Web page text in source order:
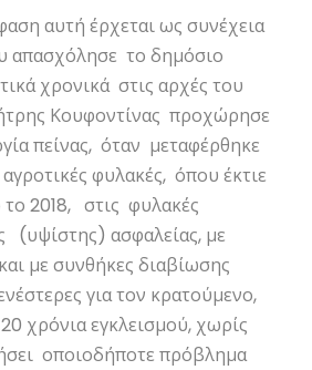
αυτή έρχεται ως συνέχεια
απασχόλησε το δημόσιο
χρονικά στις αρχές του
Κουφοντίνας προχώρησε
πείνας, όταν μεταφέρθηκε
φυλακές, όπου έκτιε
2018, στις φυλακές
(υψίστης) ασφαλείας, με
με συνθήκες διαβίωσης
για τον κρατούμενο,
χρόνια εγκλεισμού, χωρίς
οποιοδήποτε πρόβλημα